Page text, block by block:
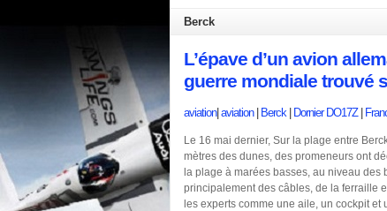
Berck
L’épave d’un avion
guerre mondiale trouvé
aviation| aviation| Berck| Dornier DO17Z|
Le 16 mai dernier, Sur la plage entre
mètres des dunes, des promeneurs ont
la plage à marées basses, au niveau des
principalement des câbles, de la ferraille
les experts comme une aile, un cockpit et